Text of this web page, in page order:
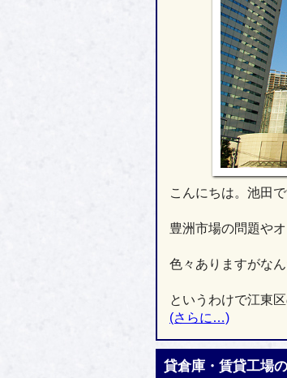
こんにちは。池田で
豊洲市場の問題や
色々ありますがな
というわけで江東
(さらに…)
貸倉庫・賃貸工場